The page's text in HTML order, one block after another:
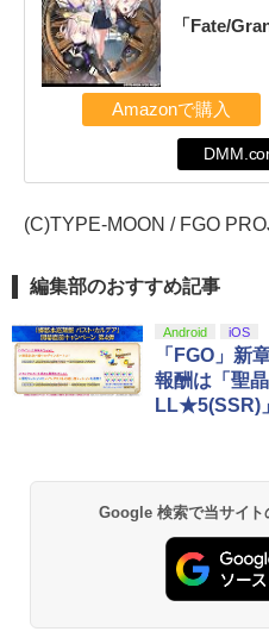
「Fate/
Amazonで購入
(C)TYPE-MOON / FGO
編集部のおすすめ記事
Android iOS
「FGO」新
報酬は「聖
LL★5(SSR)
Google 検索で当サイト